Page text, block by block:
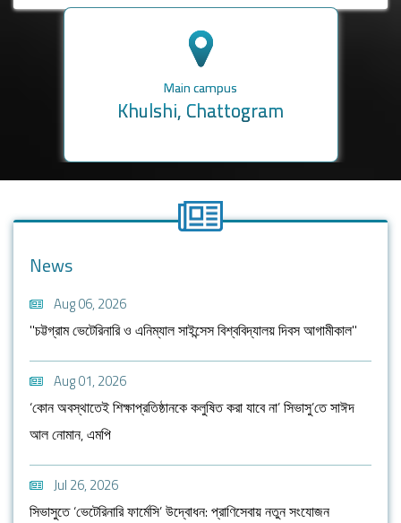
Main campus
Khulshi, Chattogram
News
Aug 06, 2026
"চট্টগ্রাম ভেটেরিনারি ও এনিম্যাল সাইন্সেস বিশ্ববিদ্যালয় দিবস আগামীকাল"
Aug 01, 2026
‘কোন অবস্থাতেই শিক্ষাপ্রতিষ্ঠানকে কলুষিত করা যাবে না’ সিভাসু’তে সাঈদ
আল নোমান, এমপি
Jul 26, 2026
সিভাসুতে ‘ভেটেরিনারি ফার্মেসি’ উদ্বোধন: প্রাণিসেবায় নতুন সংযোজন